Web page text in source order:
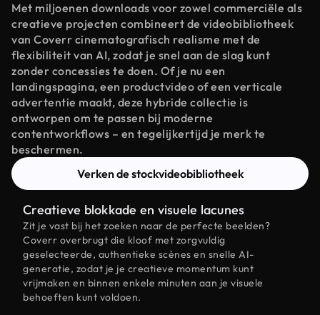
Met miljoenen downloads voor zowel commerciële als
creatieve projecten combineert de videobibliotheek
van Coverr cinematografisch realisme met de
flexibiliteit van AI, zodat je snel aan de slag kunt
zonder concessies te doen. Of je nu een
landingspagina, een productvideo of een verticale
advertentie maakt, deze hybride collectie is
ontworpen om te passen bij moderne
contentworkflows – en tegelijkertijd je merk te
beschermen.
Verken de stockvideobibliotheek
Creatieve blokkade en visuele lacunes
Zit je vast bij het zoeken naar de perfecte beelden?
Coverr overbrugt die kloof met zorgvuldig
geselecteerde, authentieke scènes en snelle AI-
generatie, zodat je je creatieve momentum kunt
vrijmaken en binnen enkele minuten aan je visuele
behoeften kunt voldoen.